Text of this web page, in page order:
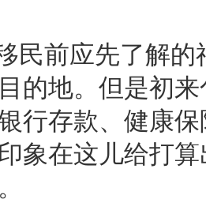
民前应先了解
的地。但是初
行存款、健康
象在这儿给打